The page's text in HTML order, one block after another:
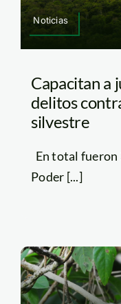
Noticias
Capacitan a
delitos
silvestre
En total fueron
Poder [...]